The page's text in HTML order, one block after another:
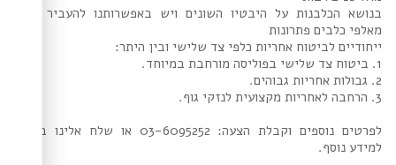
בנושא הכלבנות על היבטיו השונים ויש באפשרותנו להעביר עבור
מאלפי כלבים פתרונות
ייחודיים לביטוח אחריות כלפי צד שלישי ובין היתר:
1. ביטוח צד שלישי בפוליסה מורחבת במיוחד.
2. גבולות אחריות גבוהים.
3. הרחבה לאחריות מקצועית לנזקי גוף.
לפרטים נוספים וקבלת הצעה: 03-6095252 או שלח אלינו בקשה
למידע נוסף.